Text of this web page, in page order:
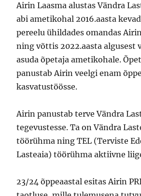
Airin Laasma alustas Vändra
abi ametikohal 2016.aasta
pereelu ühildades omandas
ning võttis 2022.aasta algusest
asuda õpetaja ametikohale.
panustab Airin veelgi enam
kasvatustöösse.
Airin panustab terve Vändra
tegevustesse. Ta on Vändra
töörühma ning TEL (Terviste
Lasteaia) töörühma aktiivne
23/24 õppeaastal esitas Airin